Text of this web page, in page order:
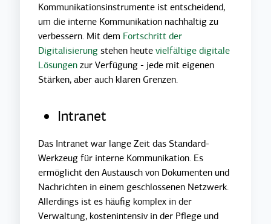
Kommunikationsinstrumente ist entscheidend,
um die interne Kommunikation nachhaltig zu
verbessern. Mit dem Fortschritt der
Digitalisierung stehen heutevielfältige digitale
Lösungen zur Verfügung - jede mit eigenen
Stärken, aber auch klaren Grenzen.
Intranet
Das Intranet war lange Zeit das Standard-
Werkzeug für interne Kommunikation. Es
ermöglicht den Austausch von Dokumenten und
Nachrichten in einem geschlossenen Netzwerk.
Allerdings ist es häufig komplex in der
Verwaltung, kostenintensiv in der Pflege und